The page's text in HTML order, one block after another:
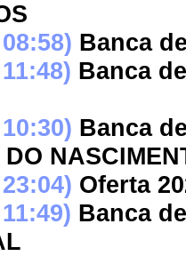
Banca
Banca
Banca
Oferta
Banca